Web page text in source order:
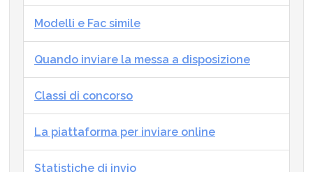
Modelli e Fac simile
Quando inviare la messa a disposizione
Classi di concorso
La piattaforma per inviare online
Statistiche di invio